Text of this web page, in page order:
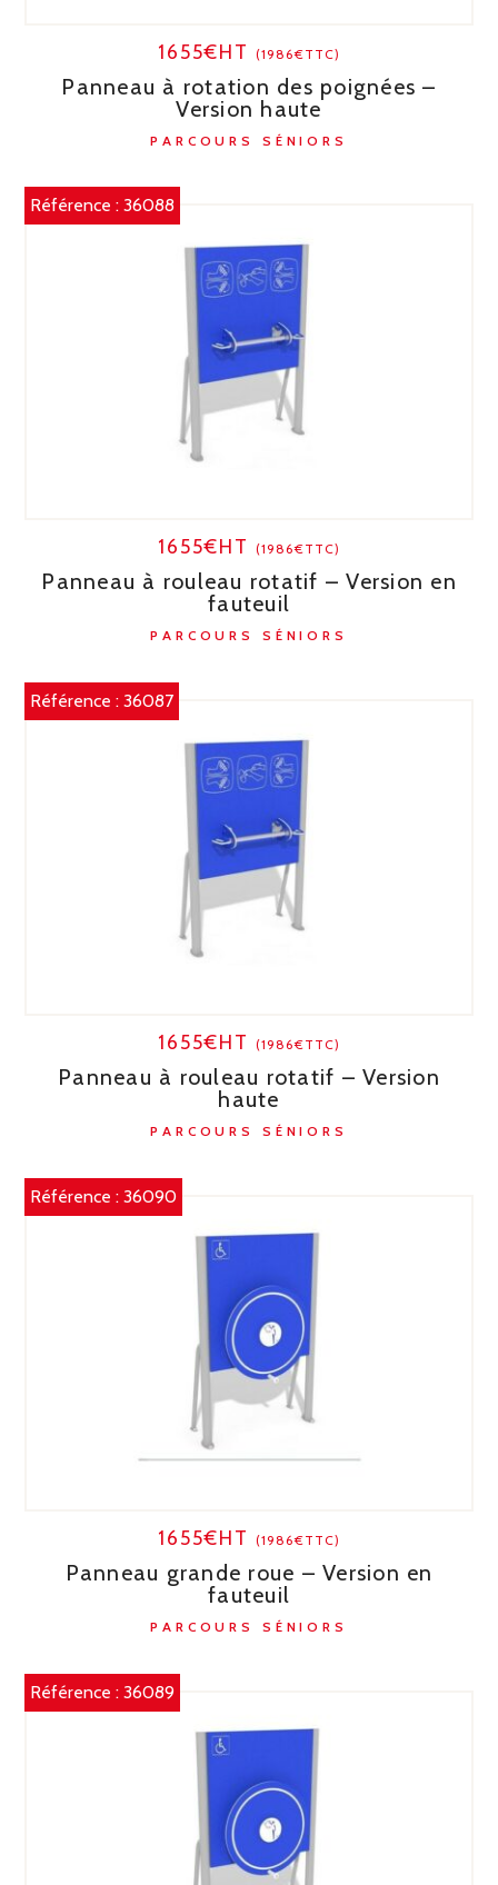
1655€HT (1986€TTC)
Panneau à rotation des poignées –
Version haute
PARCOURS SÉNIORS
Référence :36088
1655€HT (1986€TTC)
Panneau à rouleau rotatif – Version en
fauteuil
PARCOURS SÉNIORS
Référence :36087
1655€HT (1986€TTC)
Panneau à rouleau rotatif – Version
haute
PARCOURS SÉNIORS
Référence :36090
1655€HT (1986€TTC)
Panneau grande roue – Version en
fauteuil
PARCOURS SÉNIORS
Référence :36089